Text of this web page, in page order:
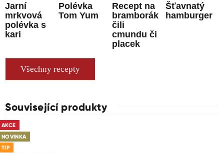
Související produkty
AKCE
NOVINKA
TIP
Jarní
mrkvová
polévka s
kari
Polévka
Tom Yum
Recept na
bramborák
čili
cmundu či
placek
Šťavnatý
hamburger
Všechny recepty